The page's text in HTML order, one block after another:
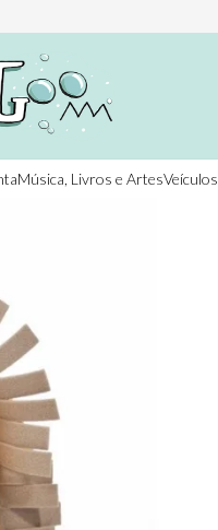
Música, Livros e ArtesVeículos